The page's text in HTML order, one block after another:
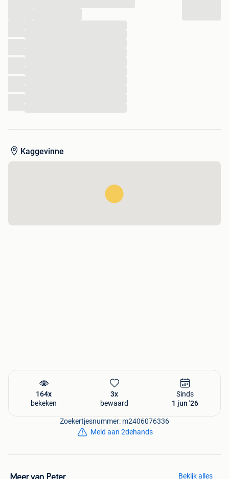
Kaggevinne
164x
bekeken
3x
bewaard
Sinds
1 jun '26
Zoekertjesnummer: m2406076336
Meld aan 2dehands
Bekijk alles